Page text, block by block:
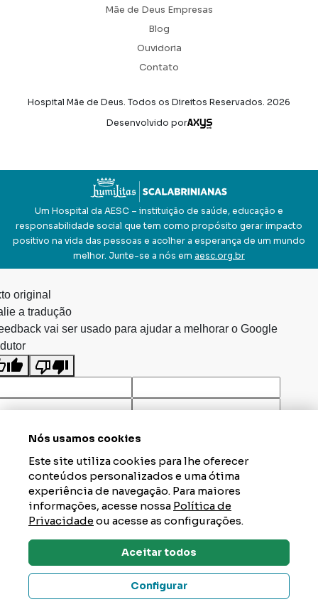
Mãe de Deus Empresas
Blog
Ouvidoria
Contato
Hospital Mãe de Deus. Todos os Direitos Reservados. 2026
Desenvolvido por
Axysweb
Um Hospital da AESC – instituição de saúde, educação e
responsabilidade social que tem como propósito gerar impacto
positivo na vida das pessoas e acolher a esperança de um mundo
melhor. Junte-se a nós em aesc.org.br
Dúvidas? Tire Aqui
Nós usamos cookies
Este site utiliza cookies para lhe oferecer
conteúdos personalizados e uma ótima
experiência de navegação. Para maiores
informações, acesse nossa Política de
Privacidadeou acesse as configurações.
Aceitar todos
Configurar
original
a tradução
vai ser usado para ajudar a melhorar o Google